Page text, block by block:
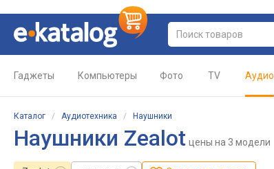
Гаджеты Компьютеры Фото TV Аудио
Каталог / Аудиотехника / Наушники
Наушники Zealot цены на 3 модели